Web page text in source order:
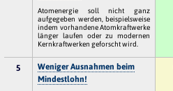
Atomenergie soll nicht ganz
aufgegeben werden, beispielsweise
indem vorhandene Atomkraftwerke
länger laufen oder zu modernen
Kernkraftwerken geforscht wird.
5
Weniger Ausnahmen beim
Mindestlohn!